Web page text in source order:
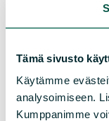
Tämä sivusto
Käytämme
analysoimiseen.
Kumppanimme